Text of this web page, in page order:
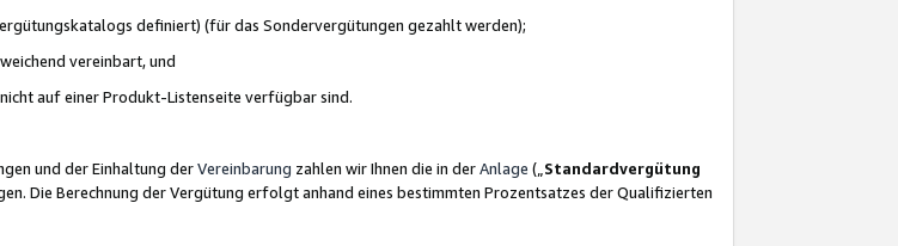
definiert) (für das Sondervergütungen gezahlt werden);
vereinbart, und
auf einer Produkt-Listenseite verfügbar sind.
und der Einhaltung derVereinbarung zahlen wir Ihnen die in derAnlage („ Standardvergütung
Die Berechnung der Vergütung erfolgt anhand eines bestimmten Prozentsatzes der Qualifizierten